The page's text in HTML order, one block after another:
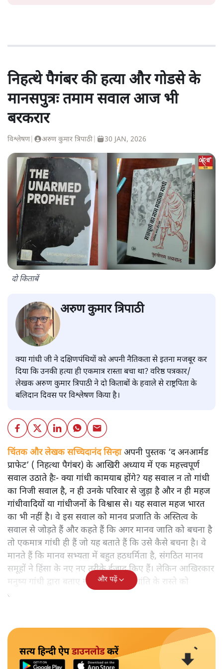
निहत्थे पैगंबर की हत्या और गोडसे के
मानसपुत्रः तमाम सवाल आज भी
बरकरार
विश्लेषण| अरुण कुमार त्रिपाठी 30 JAN, 2026
दो किताबें
अरुण कुमार त्रिपाठी
क्या गांधी जी ने दक्षिणपंथियों को अपनी नैतिकता से इतना मजबूर कर
दिया कि उनकी हत्या ही एकमात्र रास्ता बचा था? वरिष्ठ पत्रकार/
लेखक अरुण कुमार त्रिपाठी ने दो किताबों के हवाले से राष्ट्रपिता के
बलिदान दिवस पर विश्लेषण किया है।
चिंतक और लेखक सच्चिदानंद सिन्हाअपनी पुस्तक ‘द अनआर्मड
प्राफेट’ ( निहत्था पैगंबर) के आखिरी अध्याय में एक महत्त्वपूर्ण
सवाल उठाते हैः- क्या गांधी कामयाब होंगे? यह सवाल न तो गांधी
का निजी सवाल है, न ही उनके परिवार से जुड़ा है और न ही महज
गांधीवादियों या गांधीजनों के विश्वास से। यह सवाल महज भारत
का भी नहीं है। वे इस सवाल को मानव प्रजाति के अस्तित्व के
सवाल से जोड़ते हैं और कहते हैं कि अगर मानव जाति को बचना है
तो एकमात्र गांधी ही हैं जो यह बताते हैं कि उसे कैसे बचना है। वे
मानते हैं कि मानव सभ्यता में बहुत हठधर्मिता है, संगठित मानव
समूहों ने हिंसा के नए नए तरीके ईजाद किए हैं। लेकिन आखिरकार
मनुष्य गांधी द्वारा बताए गए अहिंसा और शांति के रास्ते को
अपनाएगा।
और पढ़ें
सत्य हिन्दी ऐपडाउनलोडकरें